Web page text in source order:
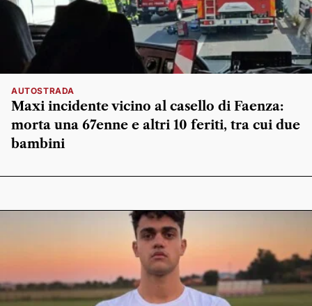
AUTOSTRADA
Maxi incidente vicino al casello di Faenza:
morta una 67enne e altri 10 feriti, tra cui due
bambini